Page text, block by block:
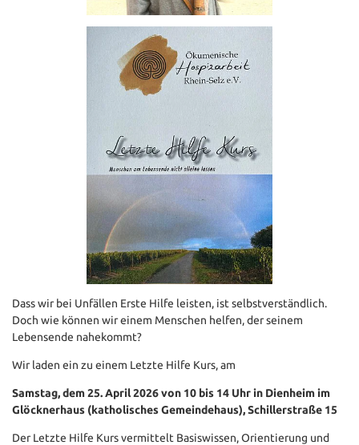
Dass wir bei Unfällen Erste Hilfe leisten, ist selbstverständlich.
Doch wie können wir einem Menschen helfen, der seinem
Lebensende nahekommt?
Wir laden ein zu einem Letzte Hilfe Kurs, am
Samstag, dem 25. April 2026 von 10 bis 14 Uhr in Dienheim im
Glöcknerhaus (katholisches Gemeindehaus), Schillerstraße 15
Der Letzte Hilfe Kurs vermittelt Basiswissen, Orientierung und